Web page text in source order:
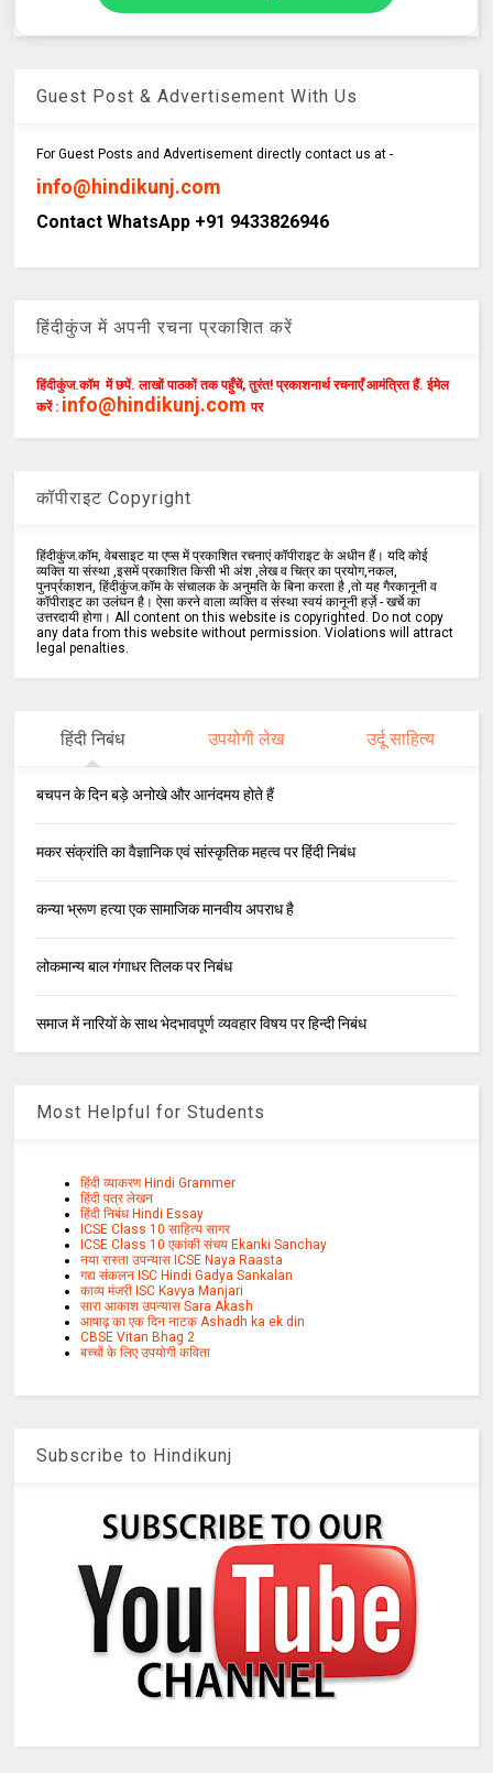
Guest Post & Advertisement With Us
For Guest Posts and Advertisement directly contact us at -
info@hindikunj.com
Contact WhatsApp +91 9433826946
हिंदीकुंज में अपनी रचना प्रकाशित करें
हिंदीकुंज.कॉम में छपें. लाखों पाठकों तक पहुँचें, तुरंत! प्रकाशनार्थ रचनाएँ आमंत्रित हैं. ईमेल
करें : info@hindikunj.com पर
कॉपीराइट Copyright
हिंदीकुंज.कॉम, वेबसाइट या एप्स में प्रकाशित रचनाएं कॉपीराइट के अधीन हैं। यदि कोई
व्यक्ति या संस्था ,इसमें प्रकाशित किसी भी अंश ,लेख व चित्र का प्रयोग,नकल,
पुनर्प्रकाशन, हिंदीकुंज.कॉम के संचालक के अनुमति के बिना करता है ,तो यह गैरकानूनी व
कॉपीराइट का उलंघन है। ऐसा करने वाला व्यक्ति व संस्था स्वयं कानूनी हर्ज़े - खर्चे का
उत्तरदायी होगा। All content on this website is copyrighted. Do not copy
any data from this website without permission. Violations will attract
legal penalties.
हिंदी निबंध उपयोगी लेख उर्दू साहित्य
बचपन के दिन बड़े अनोखे और आनंदमय होते हैं
मकर संक्रांति का वैज्ञानिक एवं सांस्कृतिक महत्व पर हिंदी निबंध
कन्या भ्रूण हत्या एक सामाजिक मानवीय अपराध है
लोकमान्य बाल गंगाधर तिलक पर निबंध
समाज में नारियों के साथ भेदभावपूर्ण व्यवहार विषय पर हिन्दी निबंध
Most Helpful for Students
हिंदी व्याकरण Hindi Grammer
हिंदी पत्र लेखन
हिंदी निबंध Hindi Essay
ICSE Class 10 साहित्य सागर
ICSE Class 10 एकांकी संचय Ekanki Sanchay
नया रास्ता उपन्यास ICSE Naya Raasta
गद्य संकलन ISC Hindi Gadya Sankalan
काव्य मंजरी ISC Kavya Manjari
सारा आकाश उपन्यास Sara Akash
आषाढ़ का एक दिन नाटक Ashadh ka ek din
CBSE Vitan Bhag 2
बच्चों के लिए उपयोगी कविता
Subscribe to Hindikunj